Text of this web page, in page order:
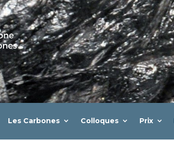
Les Carbones Colloques Prix